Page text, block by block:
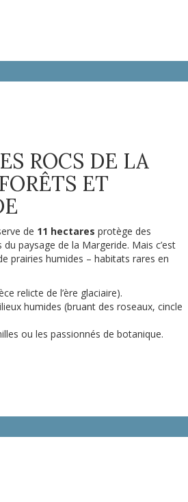
ROCS DE LA
ET
de 11 hectares protège des
paysage de la Margeride. Mais c’est
prairies humides – habitats rares en
relicte de l’ère glaciaire).
humides (bruant des roseaux, cincle
ou les passionnés de botanique.